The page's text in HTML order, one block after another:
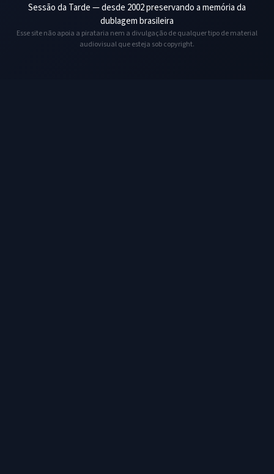
Sessão da Tarde — desde 2002 preservando a memória da
dublagem brasileira
Esse site não apoia a pirataria nem a divulgação de qualquer tipo de material
audiovisual que esteja sob copyright.